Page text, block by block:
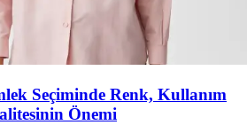
Seçiminde Renk, Kullanım
Önemi